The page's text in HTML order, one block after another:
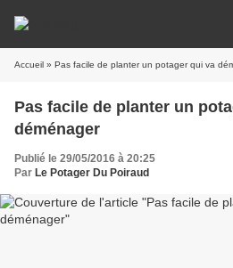
Accueil » Pas facile de planter un potager qui va
Pas facile de planter un
déménager
Publié le 29/05/2016 à 20:25
Par Le Potager Du Poiraud